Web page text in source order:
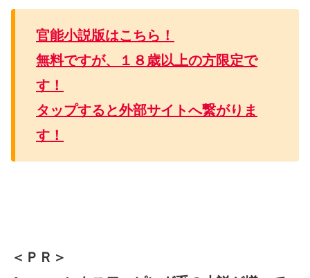
官能小説版はこちら！
無料ですが、１８歳以上の方限定で
す！
タップすると外部サイトへ繋がりま
す！
＜ＰＲ＞